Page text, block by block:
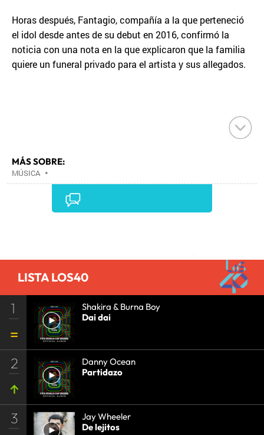
Horas después, Fantagio, compañía a la que perteneció
el idol desde antes de su debut en 2016, confirmó la
noticia con una nota en la que explicaron que la familia
quiere un funeral privado para el artista y sus allegados.
MÁS SOBRE:
MÚSICA •
LISTA LOS40
1
Shakira & Burna Boy
Dai dai
2
Danny Ocean
Partidazo
3
Jay Wheeler
De lejitos